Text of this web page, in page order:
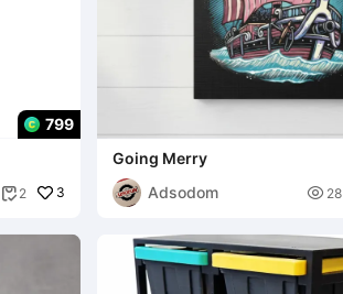
799
 2 3
Going Merry
Adsodom
 28